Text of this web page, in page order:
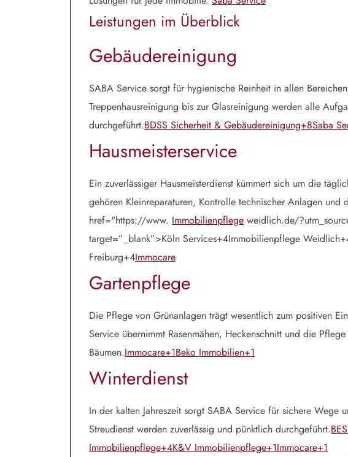
Leistungen im Überblick
Gebäudereinigung
SABA Service sorgt für hygienische Reinheit in allen
Treppenhausreinigung bis zur Glasreinigung werden alle
durchgeführt.BDSS Sicherheit & Gebäudereinigung+8Saba
Hausmeisterservice
Ein zuverlässiger Hausmeisterdienst kümmert sich um die
gehören Kleinreparaturen, Kontrolle technischer Anlagen und
href="https://www. Immobilienpflege weidlich.de/
target=”_blank”>Köln Services+4Immobilienpflege
Freiburg+4Immocare
Gartenpflege
Die Pflege von Grünanlagen trägt wesentlich zum positiven
Service übernimmt Rasenmähen, Heckenschnitt und die
Bäumen.Immocare+1Beko Immobilien+1
Winterdienst
In der kalten Jahreszeit sorgt SABA Service für sichere Wege
Streudienst werden zuverlässig und pünktlich durchgeführt.
Immobilienpflege+4K&V Immobilienpflege+1Immocare+1